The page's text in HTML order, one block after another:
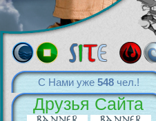
С Нами уже 548чел.!
Друзья Сайта